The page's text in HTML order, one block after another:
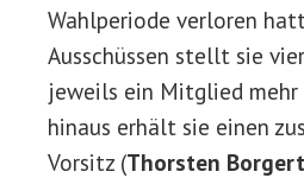
Wahlperiode verloren
Ausschüssen stellt sie
jeweils ein Mitglied mehr
hinaus erhält sie einen
Vorsitz (Thorsten Borgert